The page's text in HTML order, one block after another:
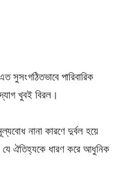
সুসংগঠিতভাবে পারিবারিক
খুবই বিরল।
নানা কারণে দুর্বল হয়ে
যে ঐতিহ্যকে ধারণ করে আধুনিক